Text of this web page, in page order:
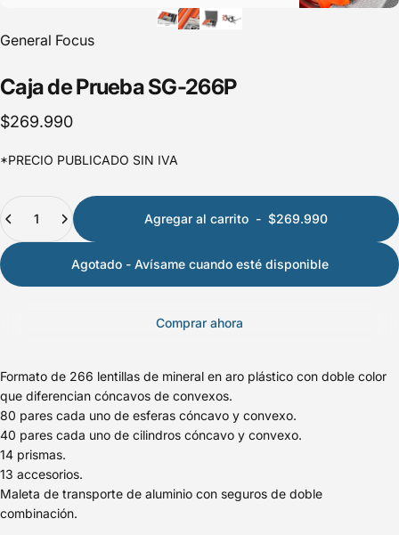
General Focus
CajadePruebaSG-266P
$269.990
*PRECIO PUBLICADO SIN IVA
Agregar al carrito - $269.990
Agotado - Avísame cuando esté disponible
Comprar ahora
Formato de 266 lentillas de mineral en aro plástico con doble color
que diferencian cóncavos de convexos.
80 pares cada uno de esferas cóncavo y convexo.
40 pares cada uno de cilindros cóncavo y convexo.
14 prismas.
13 accesorios.
Maleta de transporte de aluminio con seguros de doble
combinación.